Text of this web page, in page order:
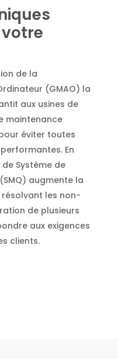
de la
(GMAO) la
aux usines de
maintenance
éviter toutes
En
Système de
augmente la
les non-
de plusieurs
aux exigences
clients.